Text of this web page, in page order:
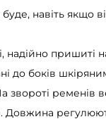
навіть якщо
надійно пришиті
до боків
звороті ременів
. Довжина